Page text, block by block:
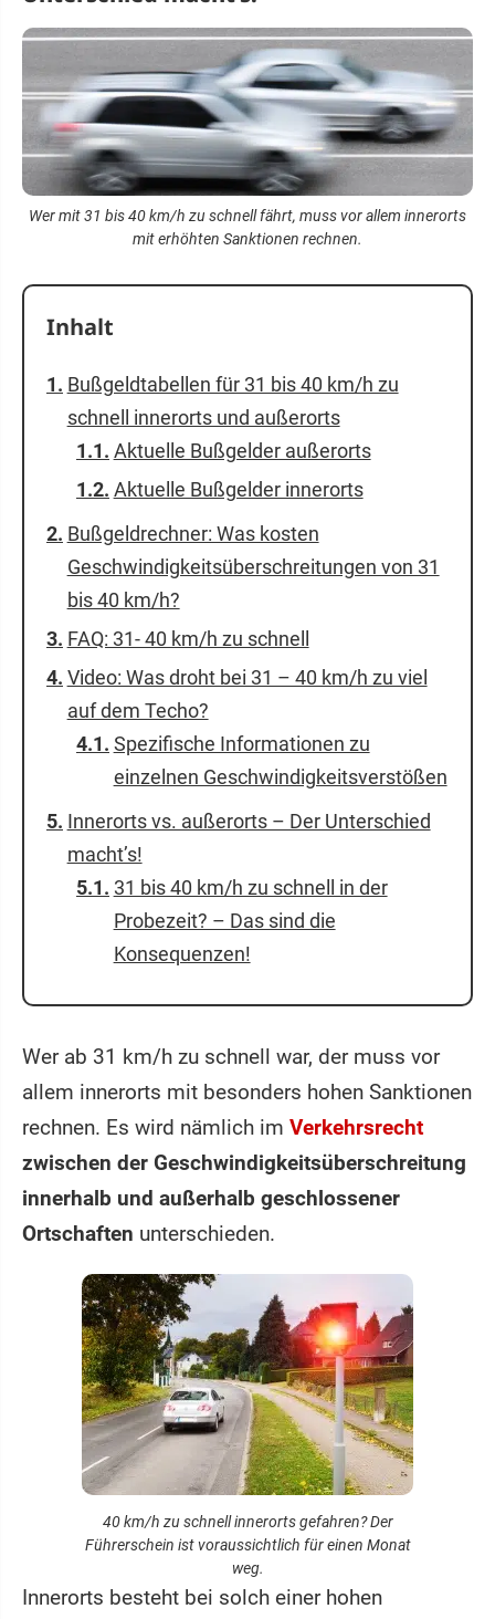
Wer mit 31 bis 40 km/h zu schnell fährt, muss vor allem innerorts
mit erhöhten Sanktionen rechnen.
Inhalt
Bußgeldtabellen für 31 bis 40 km/h zu
schnell innerorts und außerorts
Aktuelle Bußgelder außerorts
Aktuelle Bußgelder innerorts
Bußgeldrechner: Was kosten
Geschwindigkeitsüberschreitungen von 31
bis 40 km/h?
FAQ: 31- 40 km/h zu schnell
Video: Was droht bei 31 – 40 km/h zu viel
auf dem Techo?
Spezifische Informationen zu
einzelnen Geschwindigkeitsverstößen
Innerorts vs. außerorts – Der Unterschied
macht’s!
31 bis 40 km/h zu schnell in der
Probezeit? – Das sind die
Konsequenzen!
Wer ab 31 km/h zu schnell war, der muss vor
allem innerorts mit besonders hohen Sanktionen
rechnen. Es wird nämlich im Verkehrsrecht
zwischen der Geschwindigkeits­überschreitung
innerhalb und außerhalb geschlossener
Ortschaften unterschieden.
40 km/h zu schnell innerorts gefahren? Der
Führerschein ist voraussichtlich für einen Monat
weg.
Innerorts besteht bei solch einer hohen